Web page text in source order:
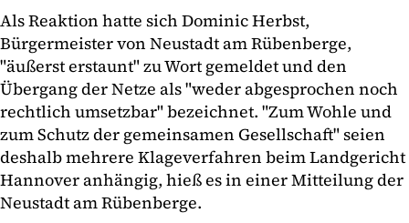
Als Reaktion hatte sich Dominic Herbst,
Bürgermeister von Neustadt am Rübenberge,
"äußerst erstaunt" zu Wort gemeldet und den
Übergang der Netze als "weder abgesprochen noch
rechtlich umsetzbar" bezeichnet. "Zum Wohle und
zum Schutz der gemeinsamen Gesellschaft" seien
deshalb mehrere Klageverfahren beim Landgericht
Hannover anhängig, hieß es in einer Mitteilung der
Neustadt am Rübenberge.